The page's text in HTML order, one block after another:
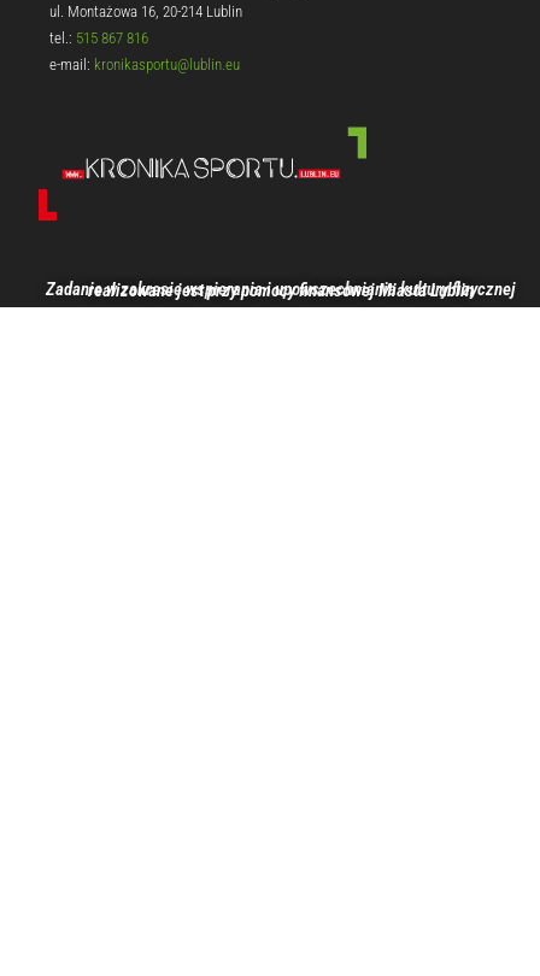
ul. Montażowa 16, 20-214 Lublin
tel.: 515 867 816
e-mail: kronikasportu@lublin.eu
Zadanie w zakresie wspierania i upowszechniania kultury fizycznej realizowane jest przy pomocy finansowej Miasta Lublin